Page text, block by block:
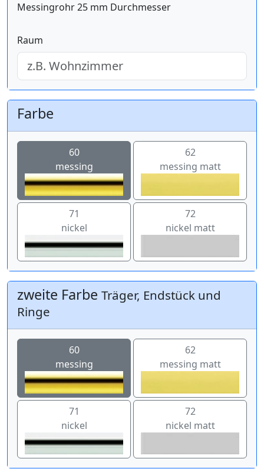
Messingrohr 25 mm Durchmesser
Raum
Farbe
60
messing
62
messing matt
71
nickel
72
nickel matt
zweite Farbe Träger, Endstück und
Ringe
60
messing
62
messing matt
71
nickel
72
nickel matt